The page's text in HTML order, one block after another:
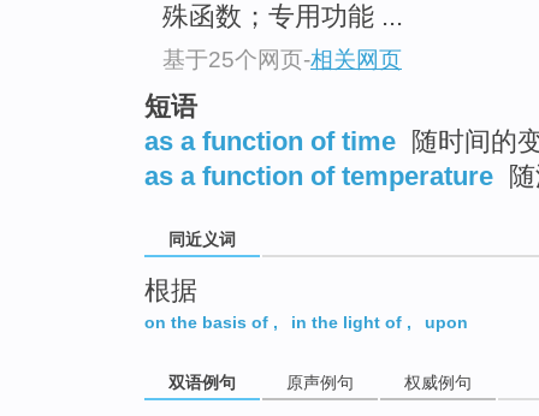
殊函数；专用功能 ...
基于25个网页-相关网页
短语
as a function of time 随时间的
as a function of temperature
同近义词
根据
on the basis of , in the light of , upon
双语例句 原声例句 权威例句